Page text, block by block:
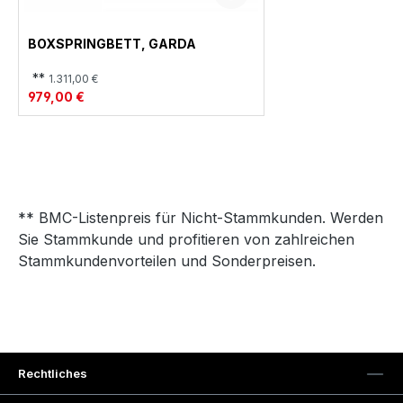
BOXSPRINGBETT, GARDA
** 1.311,00 €
979,00 €
** BMC-Listenpreis für Nicht-Stammkunden. Werden
Sie Stammkunde und profitieren von zahlreichen
Stammkundenvorteilen und Sonderpreisen.
Rechtliches